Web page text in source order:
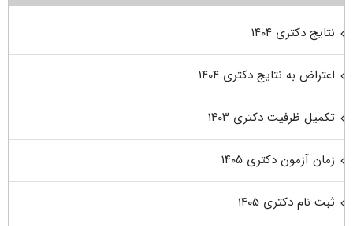
نتایج دکتری ۱۴۰۴
اعتراض به نتایج دکتری ۱۴۰۴
تکمیل ظرفیت دکتری ۱۴۰۳
زمان آزمون دکتری ۱۴۰۵
ثبت نام دکتری ۱۴۰۵